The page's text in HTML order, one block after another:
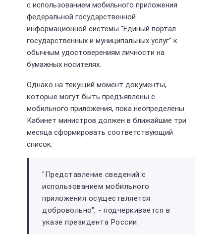
с использованием мобильного приложения
федеральной государственной
информационной системы "Единый портал
государственных и муниципальных услуг" к
обычным удостоверениям личности на
бумажных носителях.
Однако на текущий момент документы,
которые могут быть предъявлены с
мобильного приложения, пока неопределены.
Кабинет министров должен в ближайшие три
месяца сформировать соответствующий
список.
"Представление сведений с
использованием мобильного
приложения осуществляется
добровольно", - подчеркивается в
указе президента России.